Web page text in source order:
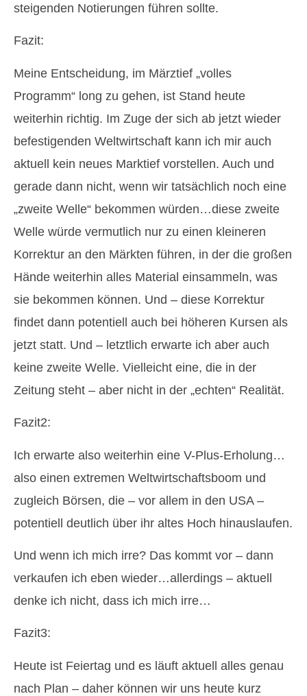
steigenden Notierungen führen sollte.
Fazit:
Meine Entscheidung, im Märztief „volles
Programm“ long zu gehen, ist Stand heute
weiterhin richtig. Im Zuge der sich ab jetzt wieder
befestigenden Weltwirtschaft kann ich mir auch
aktuell kein neues Marktief vorstellen. Auch und
gerade dann nicht, wenn wir tatsächlich noch eine
„zweite Welle“ bekommen würden…diese zweite
Welle würde vermutlich nur zu einen kleineren
Korrektur an den Märkten führen, in der die großen
Hände weiterhin alles Material einsammeln, was
sie bekommen können. Und – diese Korrektur
findet dann potentiell auch bei höheren Kursen als
jetzt statt. Und – letztlich erwarte ich aber auch
keine zweite Welle. Vielleicht eine, die in der
Zeitung steht – aber nicht in der „echten“ Realität.
Fazit2:
Ich erwarte also weiterhin eine V-Plus-Erholung…
also einen extremen Weltwirtschaftsboom und
zugleich Börsen, die – vor allem in den USA –
potentiell deutlich über ihr altes Hoch hinauslaufen.
Und wenn ich mich irre? Das kommt vor – dann
verkaufen ich eben wieder…allerdings – aktuell
denke ich nicht, dass ich mich irre…
Fazit3:
Heute ist Feiertag und es läuft aktuell alles genau
nach Plan – daher können wir uns heute kurz